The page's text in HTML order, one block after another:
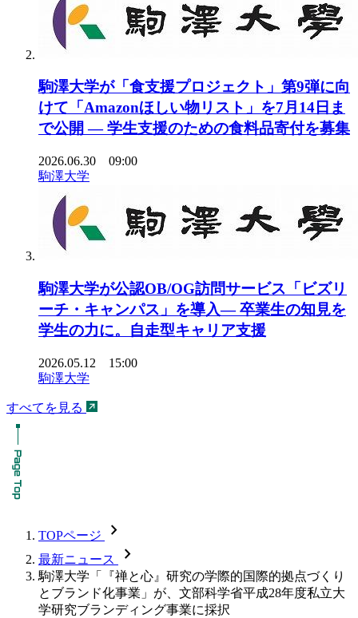
駒澤大学が「食支援プロジェクト」第9弾に向
けて「Amazonほしい物リスト」を7月14日ま
で公開 ― 学生支援のための食料品寄付を募集
2026.06.30 09:00
駒澤大学
駒澤大学が公認OB/OG訪問サービス「ビズリ
ーチ・キャンパス」を導入― 卒業生の知見を
学生の力に。自走型キャリア支援
2026.05.12 15:00
駒澤大学
すべてを見る
TOPページ chevron_forward
最新ニュース chevron_forward
駒澤大学「『禅と心』研究の学際的国際的拠点づくり
とブランド化事業」が、文部科学省平成28年度私立大
学研究ブランディング事業に採択